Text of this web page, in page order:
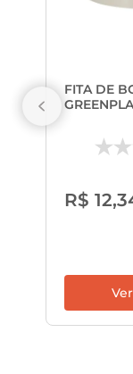
FITA DE
R$